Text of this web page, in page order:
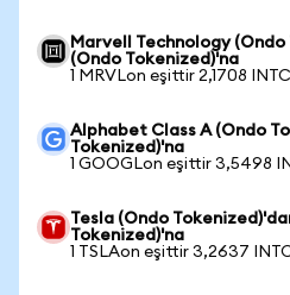
Marvell Technology
(Ondo Tokenized)'na
1 MRVLon eşittir 2,1708
Alphabet Class A (Ondo
Tokenized)'na
1 GOOGLon eşittir 3,5498
Tesla (Ondo
Tokenized)'na
1 TSLAon eşittir 3,2637